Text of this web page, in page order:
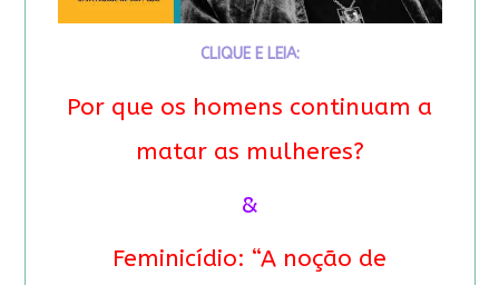
CLIQUE E LEIA:
Por que os homens continuam a
matar as mulheres?
&
Feminicídio: “A noção de